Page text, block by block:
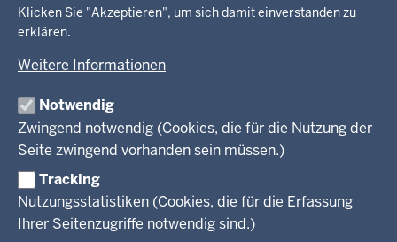
Klicken Sie "Akzeptieren", um sich damit einverstanden zu
erklären.
Weitere Informationen
Notwendig
Zwingend notwendig (Cookies, die für die Nutzung der
Seite zwingend vorhanden sein müssen.)
Tracking
Nutzungsstatistiken (Cookies, die für die Erfassung
Ihrer Seitenzugriffe notwendig sind.)
Schule und Bildung
Wirtschaft und Kultur
Geodaten-Anwendungen
Neues
Produkte und Dienste
TIM-online
Webdienste
Amtsblatt
Behördenleitung
Leitbild
Personalvertretung
Regierungsbezirk
Reisekostenstelle
Veranstaltungen
Stellenangebote
Stellenangebote Schule
Praktikum
Referendariate
Bewerbung
Vormerkstelle NRW
PRESSE
Mediathek
Newsletter
Pressekontakt
Pressemitteilungen
Publikationen
VERFAHREN UND BEKANNTMACHUNGEN
Bekanntmachungen
Legionellen
Luftreinhaltepläne
Facebook
Instagram
LinkedIn